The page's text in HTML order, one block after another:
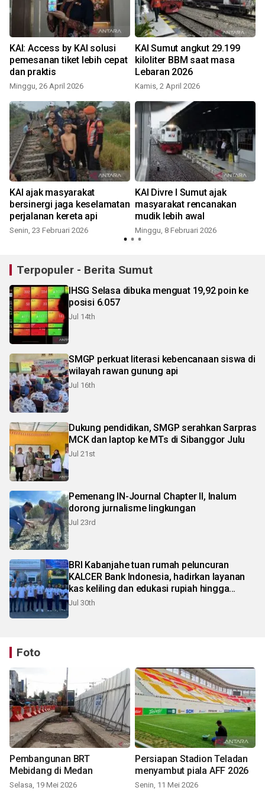
KAI: Access by KAI solusi
pemesanan tiket lebih cepat
dan praktis
Minggu, 26 April 2026
KAI Sumut angkut 29.199
kiloliter BBM saat masa
Lebaran 2026
Kamis, 2 April 2026
KAI ajak masyarakat
bersinergi jaga keselamatan
perjalanan kereta api
Senin, 23 Februari 2026
KAI Divre I Sumut ajak
masyarakat rencanakan
mudik lebih awal
Minggu, 8 Februari 2026
Terpopuler - Berita Sumut
IHSG Selasa dibuka menguat 19,92 poin ke
posisi 6.057
Jul 14th
SMGP perkuat literasi kebencanaan siswa di
wilayah rawan gunung api
Jul 16th
Dukung pendidikan, SMGP serahkan Sarpras
MCK dan laptop ke MTs di Sibanggor Julu
Jul 21st
Pemenang IN-Journal Chapter II, Inalum
dorong jurnalisme lingkungan
Jul 23rd
BRI Kabanjahe tuan rumah peluncuran
KALCER Bank Indonesia, hadirkan layanan
kas keliling dan edukasi rupiah hingga
pelosok Karo
Jul 30th
Foto
Pembangunan BRT
Mebidang di Medan
Selasa, 19 Mei 2026
Persiapan Stadion Teladan
menyambut piala AFF 2026
Senin, 11 Mei 2026